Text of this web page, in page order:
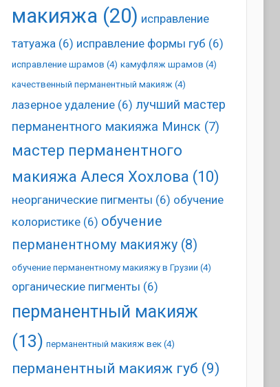
макияжа (20) исправление
татуажа(6) исправление формы губ (6)
исправление шрамов (4) камуфляж шрамов (4)
качественный перманентный макияж (4)
лазерное удаление(6) лучший мастер
перманентного макияжа Минск (7)
мастер перманентного
макияжа Алеся Хохлова (10)
неорганические пигменты (6) обучение
колористике(6) обучение
перманентному макияжу(8)
обучение перманентному макияжу в Грузии (4)
органические пигменты (6)
перманентный макияж
(13) перманентный макияж век(4)
перманентный макияж губ (9)